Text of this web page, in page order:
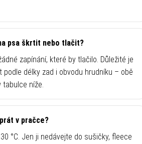
psa škrtit nebo tlačit?
zapínání, které by tlačilo. Důležité je
podle délky zad i obvodu hrudníku – obě
tabulce níže.
v pračce?
°C. Jen ji nedávejte do sušičky, fleece